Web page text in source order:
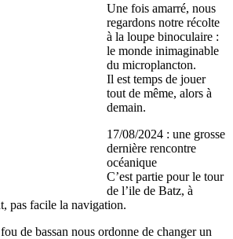
Une fois amarré, nous
regardons notre récolte
à la loupe binoculaire :
le monde inimaginable
du microplancton.
Il est temps de jouer
tout de même, alors à
demain.
17/08/2024 : une grosse
dernière rencontre
océanique
C’est partie pour le tour
de l’ile de Batz, à
pas facile la navigation.
de bassan nous ordonne de changer un